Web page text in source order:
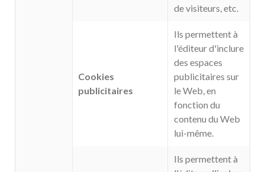
de visiteurs, etc.
Cookies
publicitaires
Ils permettent à
l'éditeur d'inclure
des espaces
publicitaires sur
le Web, en
fonction du
contenu du Web
lui-même.
Ils permettent à